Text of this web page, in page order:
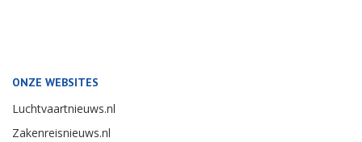
ONZE WEBSITES
Luchtvaartnieuws.nl
Zakenreisnieuws.nl